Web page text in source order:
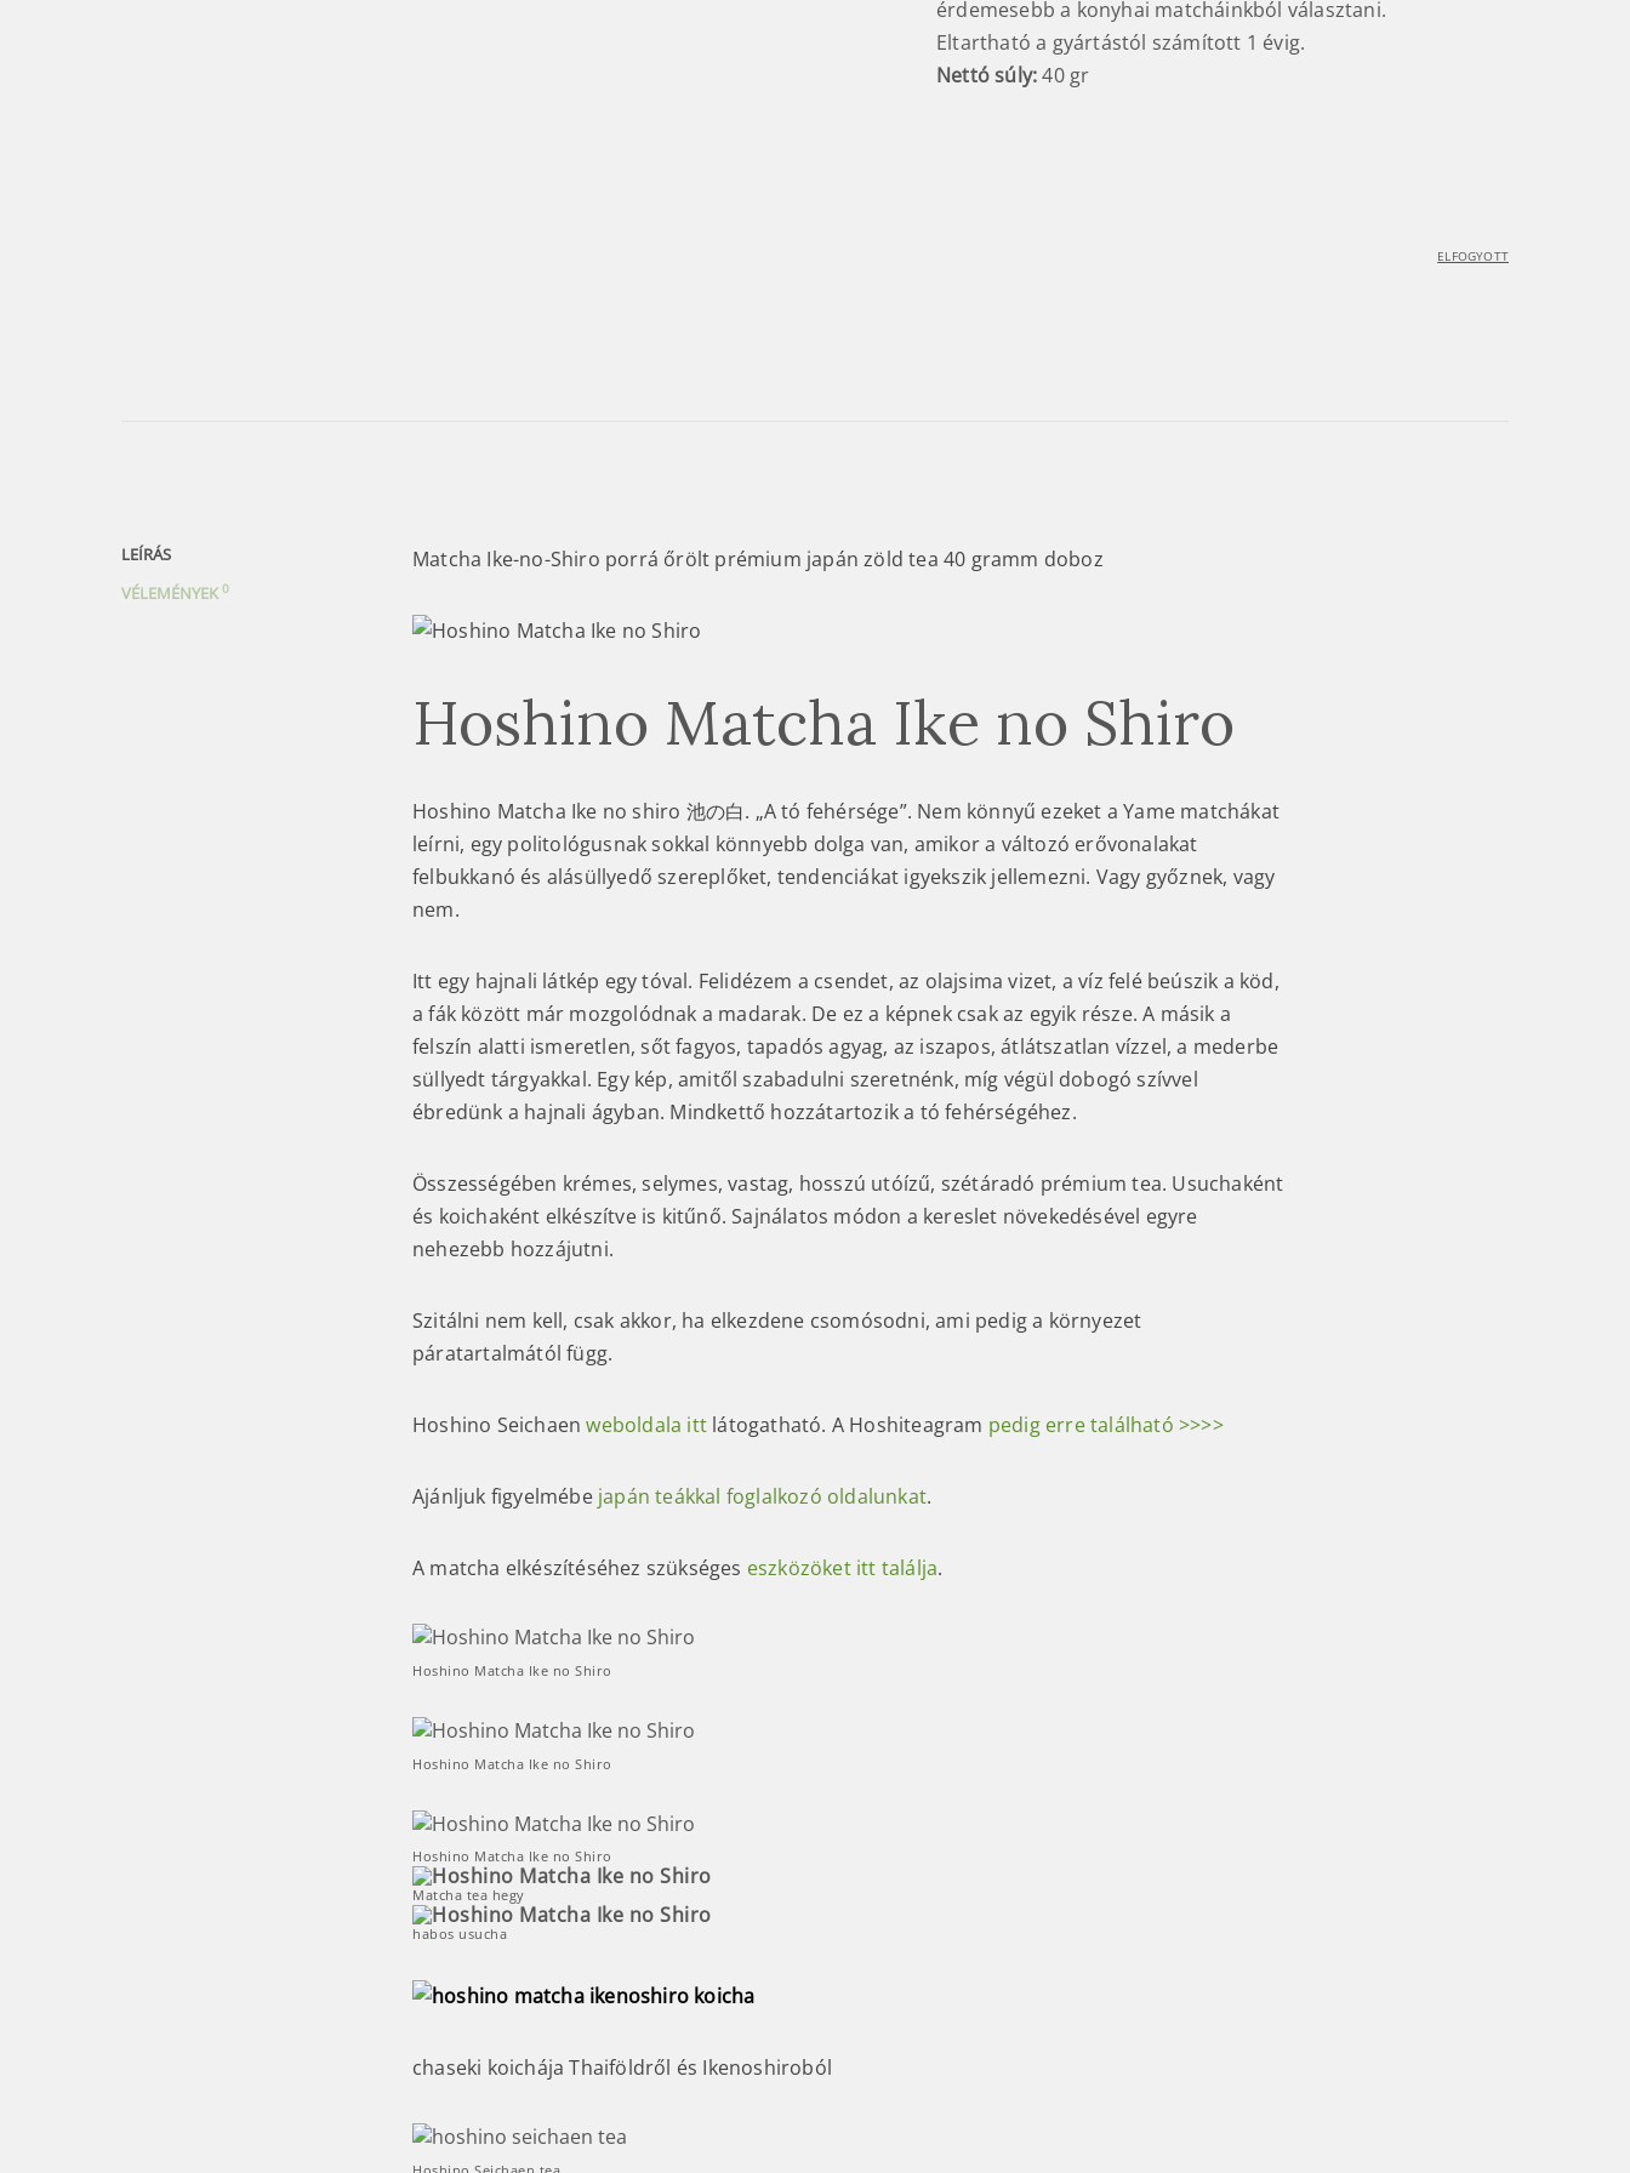
érdemesebb a konyhai matcháinkból választani.
Eltartható a gyártástól számított 1 évig.
Nettó súly:40 gr
ELFOGYOTT
LEÍRÁS
VÉLEMÉNYEK0
Matcha Ike-no-Shiro porrá őrölt prémium japán zöld tea 40 gramm doboz
Hoshino Matcha Ike no Shiro
Hoshino Matcha Ike no shiro 池の白. „A tó fehérsége”. Nem könnyű ezeket a Yame matchákat
leírni, egy politológusnak sokkal könnyebb dolga van, amikor a változó erővonalakat
felbukkanó és alásüllyedő szereplőket, tendenciákat igyekszik jellemezni. Vagy győznek, vagy
nem.
Itt egy hajnali látkép egy tóval. Felidézem a csendet, az olajsima vizet, a víz felé beúszik a köd,
a fák között már mozgolódnak a madarak. De ez a képnek csak az egyik része. A másik a
felszín alatti ismeretlen, sőt fagyos, tapadós agyag, az iszapos, átlátszatlan vízzel, a mederbe
süllyedt tárgyakkal. Egy kép, amitől szabadulni szeretnénk, míg végül dobogó szívvel
ébredünk a hajnali ágyban. Mindkettő hozzátartozik a tó fehérségéhez.
Összességében krémes, selymes, vastag, hosszú utóízű, szétáradó prémium tea. Usuchaként
és koichaként elkészítve is kitűnő. Sajnálatos módon a kereslet növekedésével egyre
nehezebb hozzájutni.
Szitálni nem kell, csak akkor, ha elkezdene csomósodni, ami pedig a környezet
páratartalmától függ.
Hoshino Seichaenweboldala itt látogatható. A Hoshiteagram pedig erre található >>>>
Ajánljuk figyelmébejapán teákkal foglalkozó oldalunkat.
A matcha elkészítéséhez szükséges eszközöket itt találja.
Hoshino Matcha Ike no Shiro
Hoshino Matcha Ike no Shiro
Hoshino Matcha Ike no Shiro
Matcha tea hegy
habos usucha
chaseki koichája Thaiföldről és Ikenoshiroból